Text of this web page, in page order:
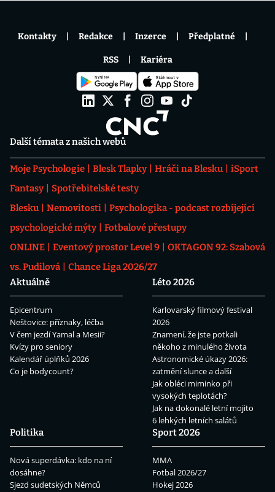
Další témata z našich webů
Moje Psychologie Blesk Tlapky Hráči na Blesku
iSport
Fantasy
Spotřebitelské testy
Blesku
Nemovitosti
Psychologika - podcast rozbíjející
psychologické mýty
Fotbalové přestupy
ONLINE
Eventový prostor Level 9
OKTAGON 92: Szabová
vs. Pudilová
Chance Liga 2026/27
Aktuálně
Epicentrum
Neštovice: příznaky, léčba
V čem jezdí Yamal a Mesii?
Kvízy pro seniory
Kalendář úplňků 2026
Co je bodycount?
Léto 2026
Karlovarský filmový festival
2026
Znamení, že jste potkali
někoho z minulého života
Astronomické úkazy 2026:
zatmění slunce a další
Jak obléci miminko při
vysokých teplotách?
Jak na dokonalé letní mojito
6 lehkých letních salátů
Politika
Nová superdávka: kdo na ní
dosáhne?
Sjezd sudetských Němců
Sport 2026
MMA
Fotbal 2026/27
Hokej 2026
Kontakty Redakce Inzerce Předplatné
RSS Kariéra